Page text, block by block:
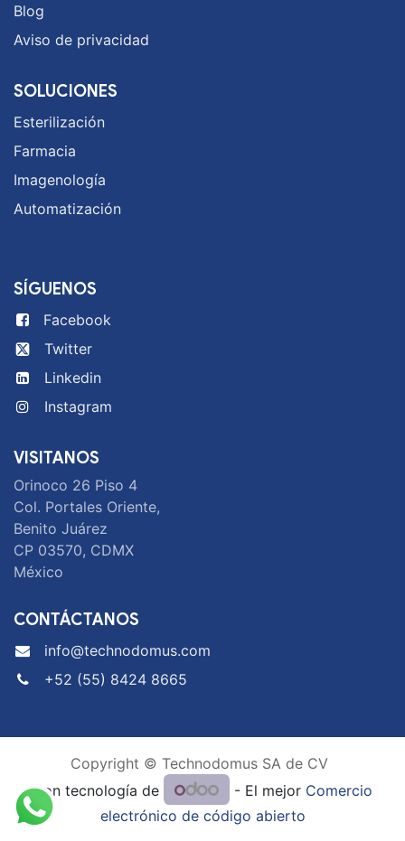
Blog
Aviso de privacidad
SOLUCIONES
Esterilización
Farmacia
Imagenología
Automatización
SÍGUENOS
Facebook
Twitter
Linkedin
Instagram
VISITANOS
Orinoco 26 Piso 4
Col. Portales Oriente,
Benito Juárez
CP 03570, CDMX
México
CONTÁCTANOS
info@technodomus.com
+52 (55) 8424 8665
Copyright © Technodomus SA de CV
Con tecnología de
- El mejor Comercio
electrónico de código abierto